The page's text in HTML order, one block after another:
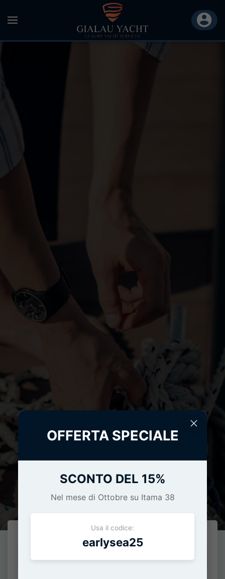
Effettua l'accesso
OFFERTA SPECIALE
SCONTO DEL 15%
Nel mese di Ottobre su Itama 38
Usa il codice:
earlysea25